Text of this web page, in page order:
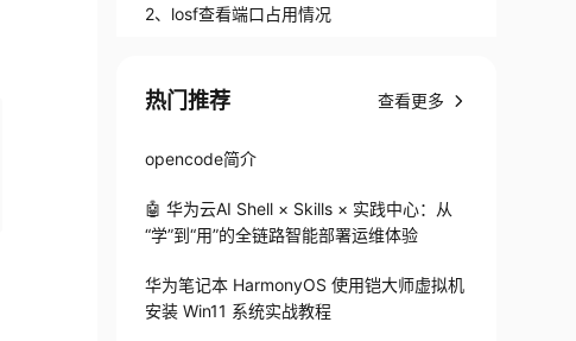
2、losf查看端口占用情况
热门推荐 查看更多
opencode简介
🤖 华为云AI Shell × Skills × 实践中心：从
“学”到“用”的全链路智能部署运维体验
华为笔记本 HarmonyOS 使用铠大师虚拟机
安装 Win11 系统实战教程